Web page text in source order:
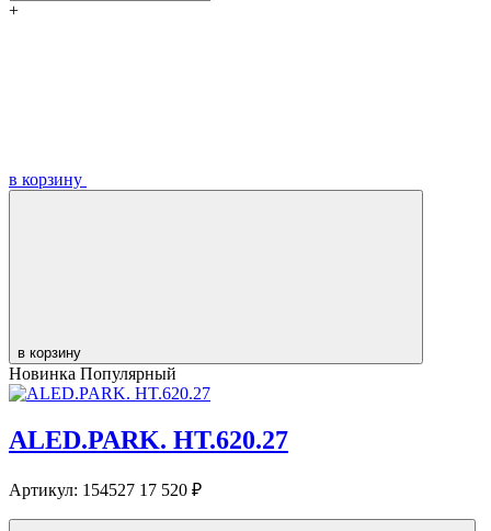
+
в корзину
в корзину
Новинка Популярный
ALED.PARK. HT.620.27
Артикул: 154527 17 520 ₽